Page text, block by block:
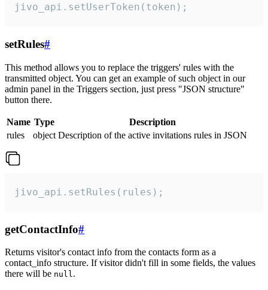
jivo_api.setUserToken(token);
setRules#
This method allows you to replace the triggers' rules with the
transmitted object. You can get an example of such object in our
admin panel in the Triggers section, just press "JSON structure"
button there.
Name Type
Description
rules
object Description of the active invitations rules in JSON
jivo_api.setRules(rules);
getContactInfo#
Returns visitor's contact info from the contacts form as a
contact_info structure. If visitor didn't fill in some fields, the values
there will be null.